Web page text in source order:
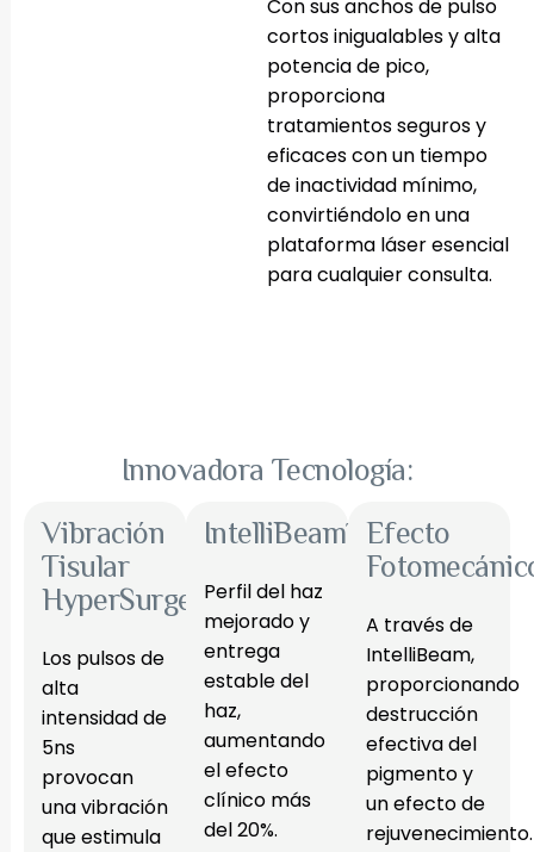
Con sus anchos de pulso
cortos inigualables y alta
potencia de pico,
proporciona
tratamientos seguros y
eficaces con un tiempo
de inactividad mínimo,
convirtiéndolo en una
plataforma láser esencial
para cualquier consulta.
Innovadora Tecnología:
Vibración
Tisular
HyperSurge
Los pulsos de
alta
intensidad de
5ns
provocan
una vibración
que estimula
IntelliBeam™
Perfil del haz
mejorado y
entrega
estable del
haz,
aumentando
el efecto
clínico más
del 20%.
Efecto
A través de
IntelliBeam,
proporcionando
destrucción
efectiva del
pigmento y
un efecto de
rejuvenecimiento.